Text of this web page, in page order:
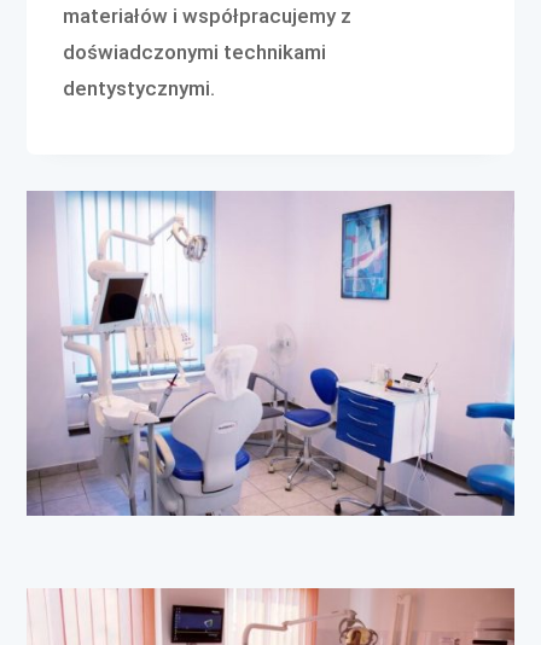
materiałów i współpracujemy z
doświadczonymi technikami
dentystycznymi.